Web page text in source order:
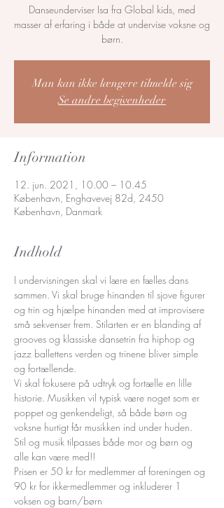
Danseunderviser Isa fra Global kids, med
masser af erfaring i både at undervise voksne og
børn.
Man kan ikke længere tilmelde sig
Se andre begivenheder
Information
12. jun. 2021, 10.00 – 10.45
København, Enghavevej 82d, 2450
København, Danmark
Indhold
I undervisningen skal vi lære en fælles dans
sammen. Vi skal bruge hinanden til sjove figurer
og trin og hjælpe hinanden med at improvisere
små sekvenser frem. Stilarten er en blanding af
grooves og klassiske dansetrin fra hiphop og
jazz ballettens verden og trinene bliver simple
og fortællende.
Vi skal fokusere på udtryk og fortælle en lille
historie. Musikken vil typisk være noget som er
poppet og genkendeligt, så både børn og
voksne hurtigt får musikken ind under huden.
Stil og musik tilpasses både mor og børn og
alle kan være med!!
Prisen er 50 kr for medlemmer af foreningen og
90 kr for ikke-medlemmer og inkluderer 1
voksen og barn/børn